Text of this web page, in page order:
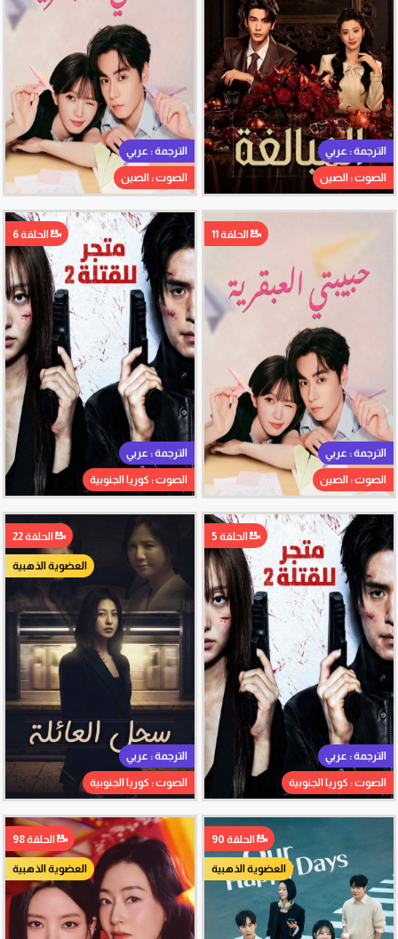
الترجمة : عربي
الصوت : الصين
الترجمة : عربي
الصوت : الصين
الترجمة : عربي
الصوت : الصين
الحلقة 11
الترجمة : عربي
الصوت : كوريا الجنوبية
الحلقة 6
الترجمة : عربي
الصوت : كوريا الجنوبية
الحلقة 5
العضوية الذهبية
الترجمة : عربي
الصوت : كوريا الجنوبية
الحلقة 22
العضوية الذهبية
الحلقة 90
العضوية الذهبية
الحلقة 98